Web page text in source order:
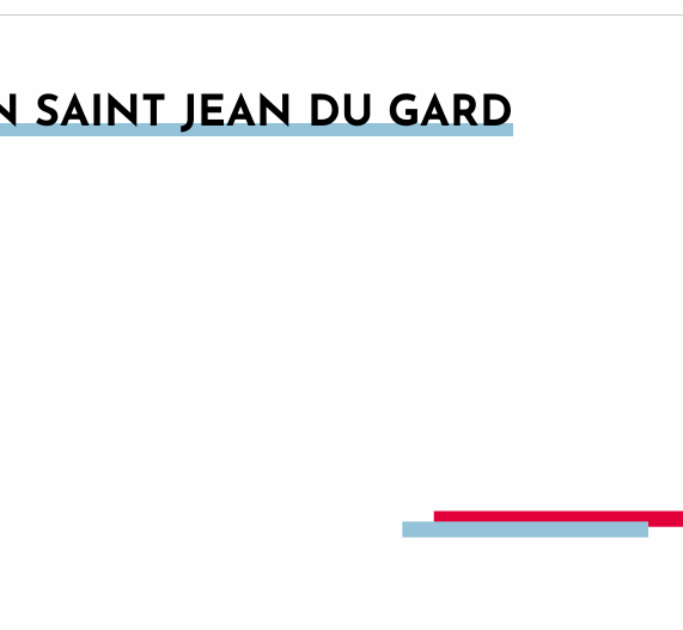
SAINT JEAN DU GARD